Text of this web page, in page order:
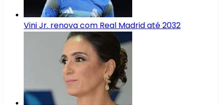
Vini Jr. renova com Real Madrid até 2032